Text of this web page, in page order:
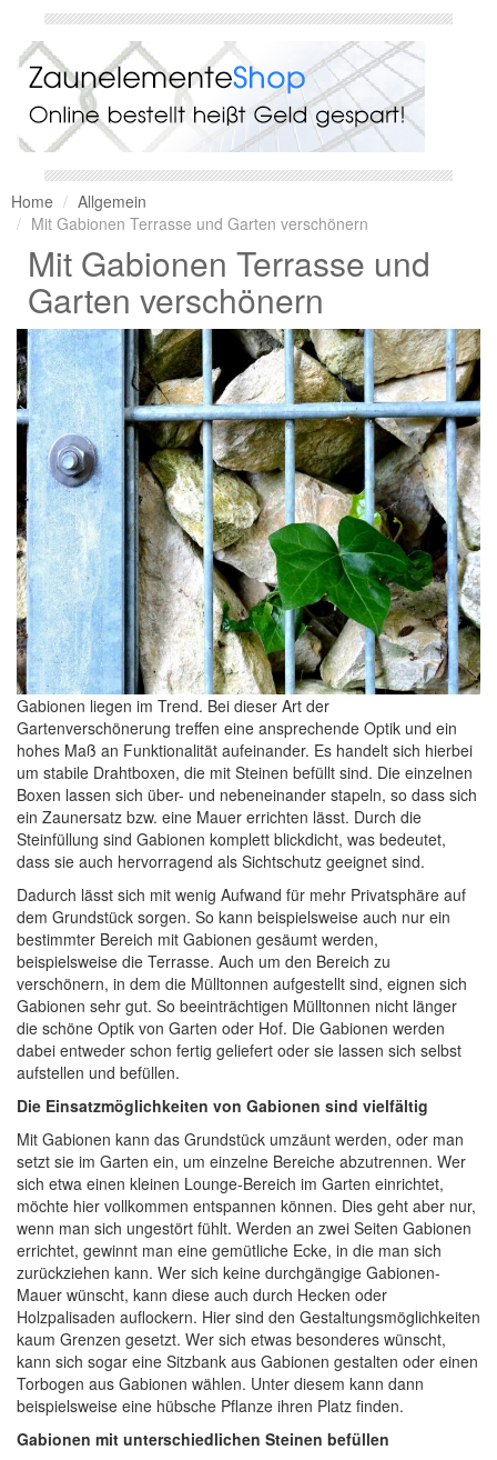
Home
Allgemein
Mit Gabionen Terrasse und Garten verschönern
Mit Gabionen Terrasse und
Garten verschönern
Gabionen liegen im Trend. Bei dieser Art der
Gartenverschönerung treffen eine ansprechende Optik und ein
hohes Maß an Funktionalität aufeinander. Es handelt sich hierbei
um stabile Drahtboxen, die mit Steinen befüllt sind. Die einzelnen
Boxen lassen sich über- und nebeneinander stapeln, so dass sich
ein Zaunersatz bzw. eine Mauer errichten lässt. Durch die
Steinfüllung sind Gabionen komplett blickdicht, was bedeutet,
dass sie auch hervorragend als Sichtschutz geeignet sind.
Dadurch lässt sich mit wenig Aufwand für mehr Privatsphäre auf
dem Grundstück sorgen. So kann beispielsweise auch nur ein
bestimmter Bereich mit Gabionen gesäumt werden,
beispielsweise die Terrasse. Auch um den Bereich zu
verschönern, in dem die Mülltonnen aufgestellt sind, eignen sich
Gabionen sehr gut. So beeinträchtigen Mülltonnen nicht länger
die schöne Optik von Garten oder Hof. Die Gabionen werden
dabei entweder schon fertig geliefert oder sie lassen sich selbst
aufstellen und befüllen.
Die Einsatzmöglichkeiten von Gabionen sind vielfältig
Mit Gabionen kann das Grundstück umzäunt werden, oder man
setzt sie im Garten ein, um einzelne Bereiche abzutrennen. Wer
sich etwa einen kleinen Lounge-Bereich im Garten einrichtet,
möchte hier vollkommen entspannen können. Dies geht aber nur,
wenn man sich ungestört fühlt. Werden an zwei Seiten Gabionen
errichtet, gewinnt man eine gemütliche Ecke, in die man sich
zurückziehen kann. Wer sich keine durchgängige Gabionen-
Mauer wünscht, kann diese auch durch Hecken oder
Holzpalisaden auflockern. Hier sind den Gestaltungsmöglichkeiten
kaum Grenzen gesetzt. Wer sich etwas besonderes wünscht,
kann sich sogar eine Sitzbank aus Gabionen gestalten oder einen
Torbogen aus Gabionen wählen. Unter diesem kann dann
beispielsweise eine hübsche Pflanze ihren Platz finden.
Gabionen mit unterschiedlichen Steinen befüllen